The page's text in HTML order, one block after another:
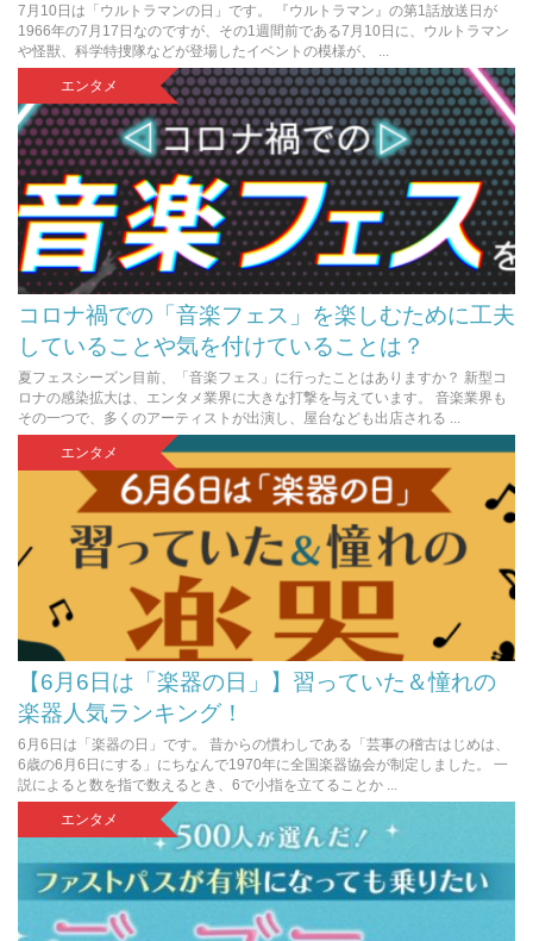
7月10日は「ウルトラマンの日」です。 『ウルトラマン』の第1話放送日が
1966年の7月17日なのですが、その1週間前である7月10日に、ウルトラマン
や怪獣、科学特捜隊などが登場したイベントの模様が、 ...
エンタメ
コロナ禍での「音楽フェス」を楽しむために工夫
していることや気を付けていることは？
夏フェスシーズン目前、「音楽フェス」に行ったことはありますか？ 新型コ
ロナの感染拡大は、エンタメ業界に大きな打撃を与えています。 音楽業界も
その一つで、多くのアーティストが出演し、屋台なども出店される ...
エンタメ
【6月6日は「楽器の日」】習っていた＆憧れの
楽器人気ランキング！
6月6日は「楽器の日」です。 昔からの慣わしである「芸事の稽古はじめは、
6歳の6月6日にする」にちなんで1970年に全国楽器協会が制定しました。 一
説によると数を指で数えるとき、6で小指を立てることか ...
エンタメ